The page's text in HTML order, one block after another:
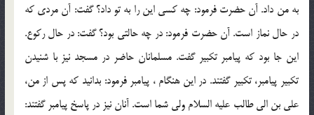
به من داد. آن حضرت فرمود: چه کسی این را به تو داد؟ گفت: آن مردی که
در حال نماز است. آن حضرت فرمود: در چه حالتی بود؟ گفت: در حال رکوع.
این جا بود که پیامبر تکبیر گفت. مسلمانان حاضر در مسجد نیز با شنیدن
تکبیر پیامبر، تکبیر گفتند. در این هنگام ، پیامبر فرمود: بدانید که پس از من،
علی بن الی طالب علیه السلام ولی شما است. آنان نیز در پاسخ پیامبر گفتند: